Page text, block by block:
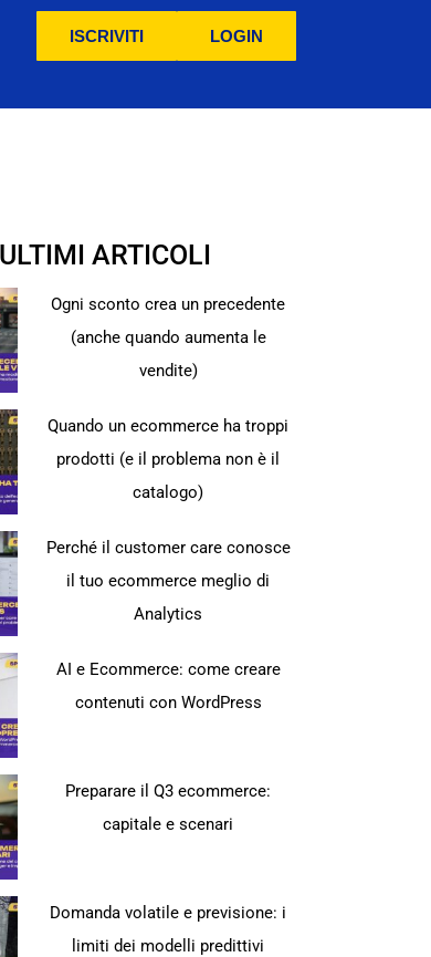
ISCRIVITI LOGIN
ULTIMI ARTICOLI
Ogni sconto crea un precedente
(anche quando aumenta le
vendite)
Quando un ecommerce ha troppi
prodotti (e il problema non è il
catalogo)
Perché il customer care conosce
il tuo ecommerce meglio di
Analytics
AI e Ecommerce: come creare
contenuti con WordPress
Preparare il Q3 ecommerce:
capitale e scenari
Domanda volatile e previsione: i
limiti dei modelli predittivi